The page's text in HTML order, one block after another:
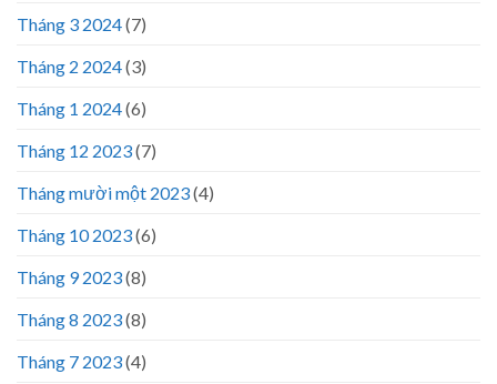
Tháng 3 2024(7)
Tháng 2 2024(3)
Tháng 1 2024(6)
Tháng 12 2023(7)
Tháng mười một 2023(4)
Tháng 10 2023(6)
Tháng 9 2023(8)
Tháng 8 2023(8)
Tháng 7 2023(4)